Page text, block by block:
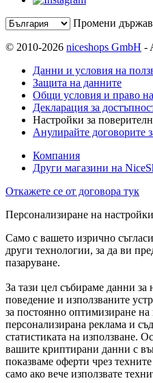
Промени
© 2010-2026 niceshops GmbH -
Данни и условия на
Защита на данните
Общи условия и право на
Декларация за
Настройки за
Анулирайте договорите
Компания
Други магазини на
Откажете се от договора тук
Персонализиране на
Само с вашето изрично
други технологии, за да ви
пазаруване.
За тази цел събираме данни
поведение и използваните
за постоянно оптимизиране на
персонализирана реклама и
статистиката на използване.
вашите криптирани данни с
показваме оферти чрез
само ако вече използвате